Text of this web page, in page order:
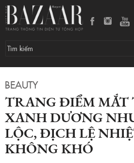
BEAUTY
TRANG ĐIỂM MẮT
XANH DƯƠNG
LỘC, ĐỊCH LỆ
KHÔNG KHÓ